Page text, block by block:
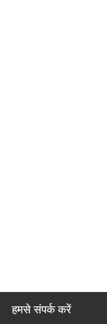
हमसे संपर्क करें